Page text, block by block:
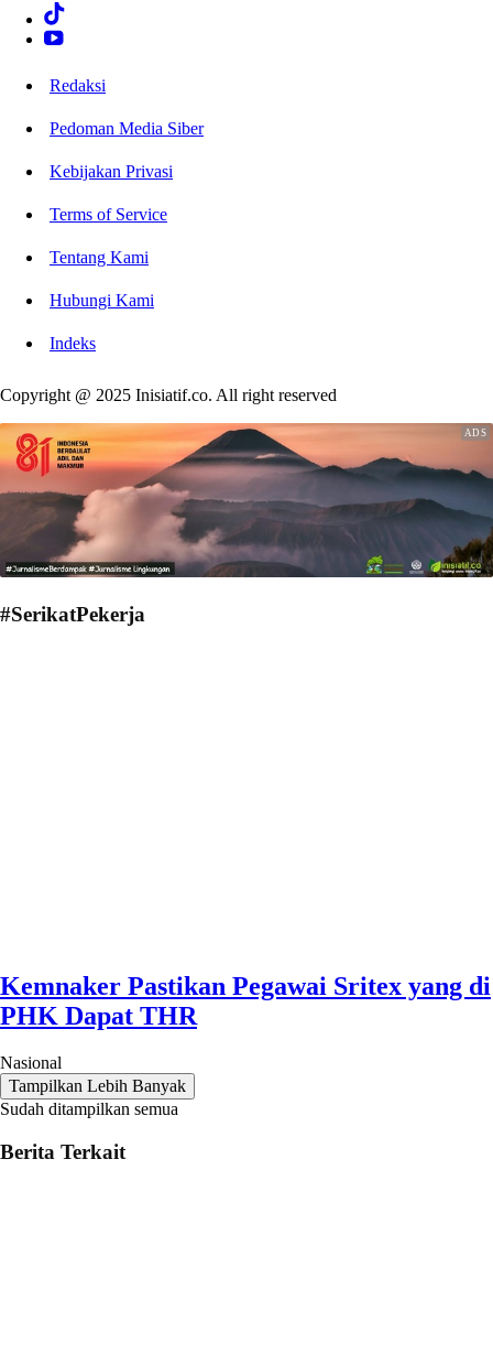
Redaksi
Pedoman Media Siber
Kebijakan Privasi
Terms of Service
Tentang Kami
Hubungi Kami
Indeks
Copyright @ 2025 Inisiatif.co. All right reserved
#SerikatPekerja
Kemnaker Pastikan Pegawai Sritex yang di
PHK Dapat THR
Nasional
Tampilkan Lebih Banyak
Sudah ditampilkan semua
Berita Terkait